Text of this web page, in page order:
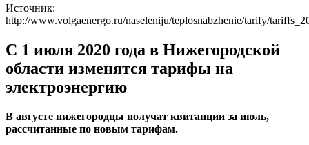
Источник:
http://www.volgaenergo.ru/naseleniju/teplosnabzhenie/tarify/
С 1 июля 2020 года в Нижегородской
области изменятся тарифы на
электроэнергию
В августе нижегородцы получат квитанции за июль,
рассчитанные по новым тарифам.